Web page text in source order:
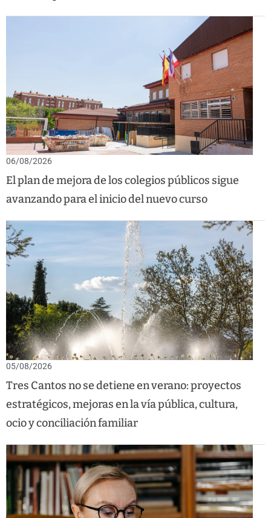
06/08/2026
El plan de mejora de los colegios públicos sigue
avanzando para el inicio del nuevo curso
05/08/2026
Tres Cantos no se detiene en verano: proyectos
estratégicos, mejoras en la vía pública, cultura,
ocio y conciliación familiar